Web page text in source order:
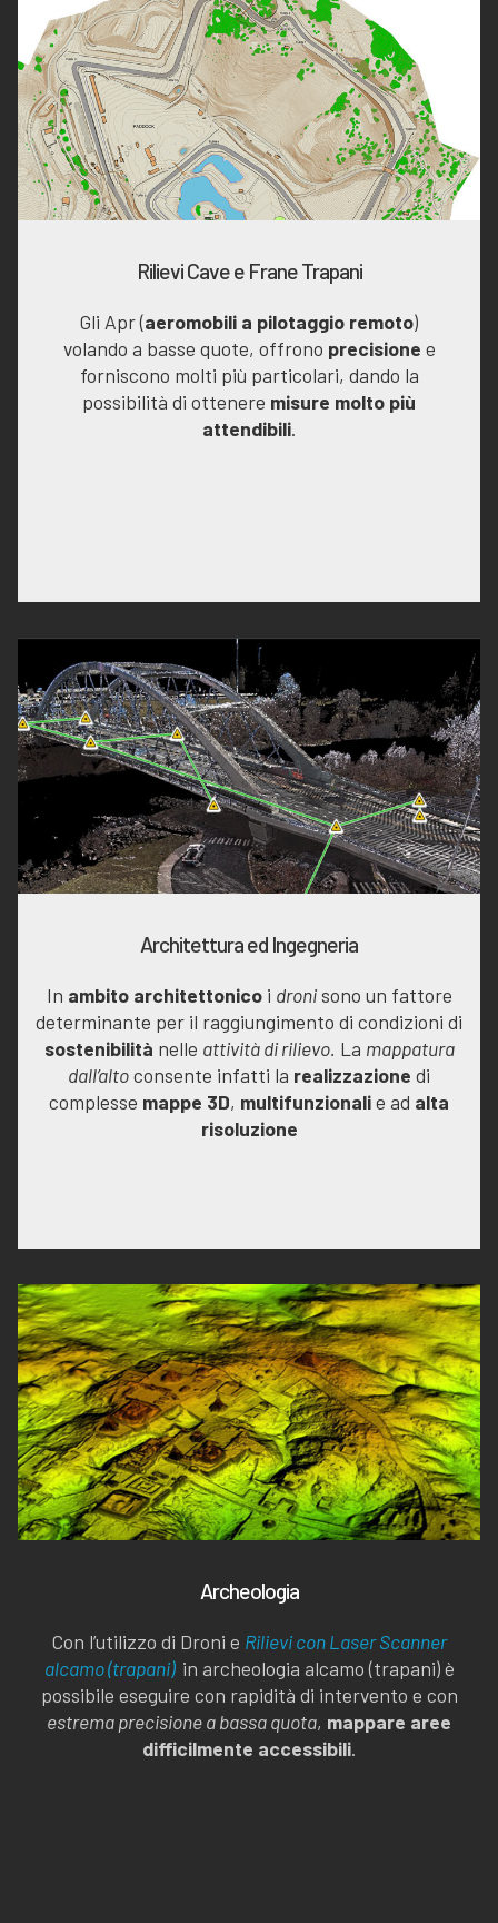
Rilievi Cave e Frane Trapani
Gli Apr (aeromobili a pilotaggio remoto)
volando a basse quote, offrono precisione e
forniscono molti più particolari, dando la
possibilità di ottenere misure molto più
attendibili.
Architettura ed Ingegneria
In ambito architettonicoi dronisono un fattore
determinante per il raggiungimento di condizioni di
sostenibilità nelle attività di rilievo. La mappatura
dall’altoconsente infatti la realizzazione di
complesse mappe 3D, multifunzionalie ad alta
risoluzione
Archeologia
Con l’utilizzo di Droni e Rilievi con Laser Scanner
alcamo (trapani) in archeologia alcamo (trapani) è
possibile eseguire con rapidità di intervento e con
estrema precisione a bassa quota, mappare aree
difficilmente accessibili.